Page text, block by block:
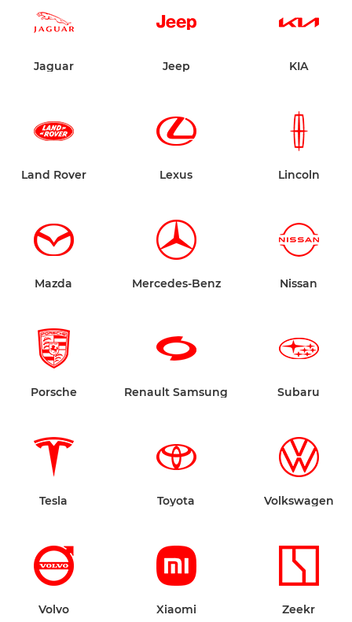
Jaguar Jeep KIA
Land Rover Lexus Lincoln
Mazda Mercedes-Benz Nissan
Porsche Renault Samsung Subaru
Tesla Toyota Volkswagen
Volvo Xiaomi Zeekr